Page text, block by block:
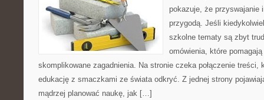
pokazuje, że przyswajanie
przygodą. Jeśli
szkolne tematy są zbyt
omówienia, które
skomplikowane zagadnienia. Na stronie czeka połączenie treści,
edukację z smaczkami ze świata odkryć. Z jednej strony
mądrzej planować naukę, jak […]